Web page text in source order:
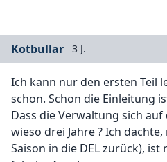
Kotbullar 3 J.
Ich kann nur den ersten Teil
schon. Schon die Einleitung
Dass die Verwaltung sich
wieso drei Jahre ? Ich
Saison in die DEL zurück),